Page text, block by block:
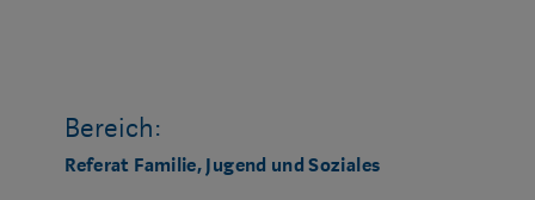
Bereich:
Referat Familie, Jugend und Soziales